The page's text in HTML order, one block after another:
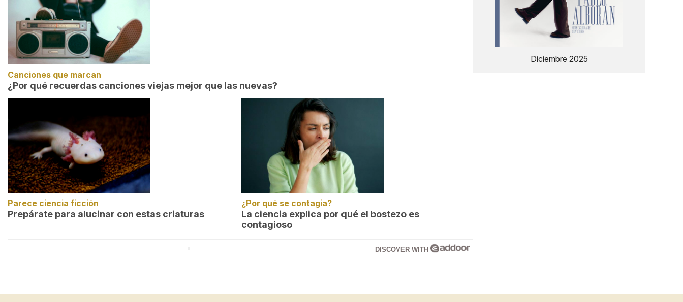
Canciones que marcan
¿Por qué recuerdas canciones viejas mejor que las nuevas?
Parece ciencia ficción
Prepárate para alucinar con estas criaturas
¿Por qué se contagia?
La ciencia explica por qué el bostezo es
contagioso
DISCOVER WITH
Diciembre 2025